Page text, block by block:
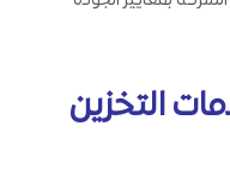
التخزين